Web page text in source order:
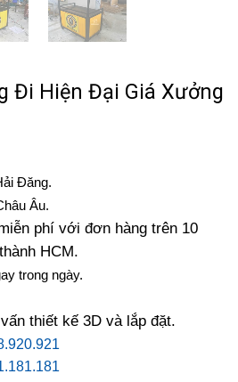
Đi Hiện Đại Giá Xưởng
Đăng.
Âu.
phí với đơn hàng trên 10
HCM.
trong ngày.
thiết kế 3D và lắp đặt.